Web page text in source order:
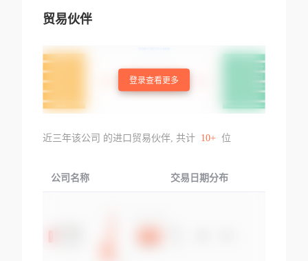
贸易伙伴
登录查看更多
近三年该公司 的进口贸易伙伴, 共计 10+ 位
公司名称 交易日期分布